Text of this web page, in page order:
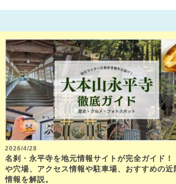
2026/4/28
名刹・永平寺を地元情報サイトが完全ガイド！
や穴場、アクセス情報や駐車場、おすすめの近
情報を解説。